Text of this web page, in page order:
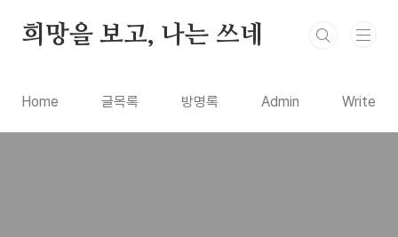
희망을 보고, 나는 쓰네
Home 글목록 방명록 Admin Write